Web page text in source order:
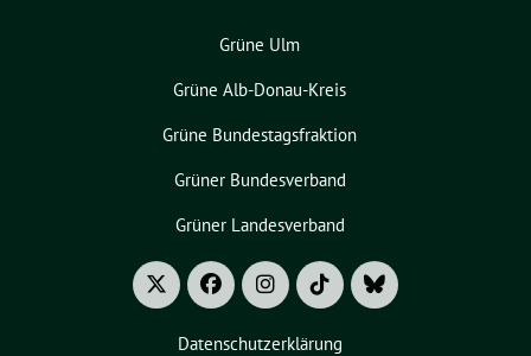
Grüne Ulm
Grüne Alb-Donau-Kreis
Grüne Bundestagsfraktion
Grüner Bundesverband
Grüner Landesverband
Datenschutzerklärung